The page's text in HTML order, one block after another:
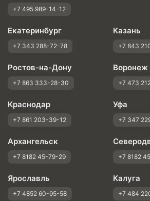
+7 495 989-14-12
Екатеринбург
+7 343 288-72-78
Казань
+7 843
Ростов-на-Дону
+7 863 333-28-30
Воронеж
+7 473
Краснодар
+7 861 203-39-12
Уфа
+7 347
Архангельск
+7 8182 45-79-29 +7 8182
Ярославль
+7 4852 60-95-58
Калуга
+7 484